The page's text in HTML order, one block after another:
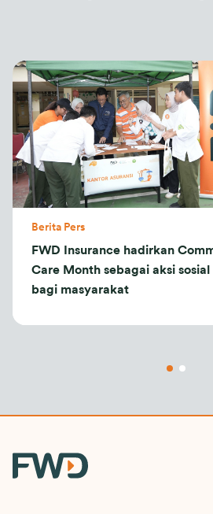
Berita Pers
FWD Insurance hadirkan
Care Month sebagai aksi sosial
bagi masyarakat